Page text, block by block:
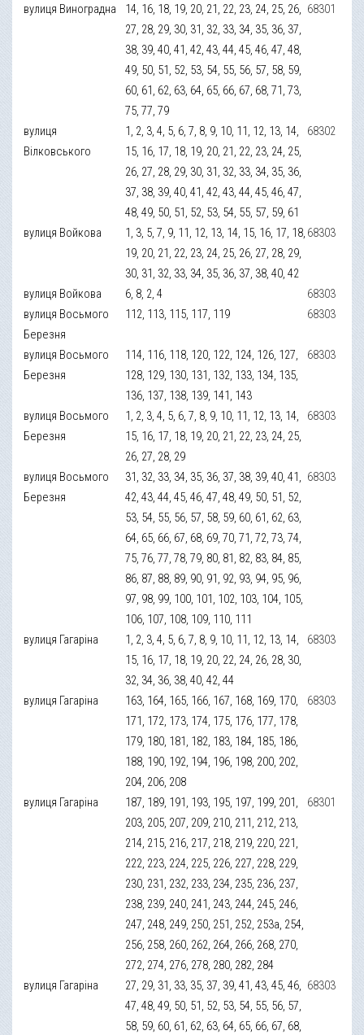
вулиця Виноградна
14, 16, 18, 19, 20, 21, 22, 23, 24, 25, 26,
27, 28, 29, 30, 31, 32, 33, 34, 35, 36, 37,
38, 39, 40, 41, 42, 43, 44, 45, 46, 47, 48,
49, 50, 51, 52, 53, 54, 55, 56, 57, 58, 59,
60, 61, 62, 63, 64, 65, 66, 67, 68, 71, 73,
75, 77, 79
68301
вулиця
Вілковського
1, 2, 3, 4, 5, 6, 7, 8, 9, 10, 11, 12, 13, 14,
15, 16, 17, 18, 19, 20, 21, 22, 23, 24, 25,
26, 27, 28, 29, 30, 31, 32, 33, 34, 35, 36,
37, 38, 39, 40, 41, 42, 43, 44, 45, 46, 47,
48, 49, 50, 51, 52, 53, 54, 55, 57, 59, 61
68302
вулиця Войкова
1, 3, 5, 7, 9, 11, 12, 13, 14, 15, 16, 17, 18,
19, 20, 21, 22, 23, 24, 25, 26, 27, 28, 29,
30, 31, 32, 33, 34, 35, 36, 37, 38, 40, 42
68303
вулиця Войкова 6, 8, 2, 4
68303
вулиця Восьмого
Березня
112, 113, 115, 117, 119 68303
вулиця Восьмого
Березня
114, 116, 118, 120, 122, 124, 126, 127,
128, 129, 130, 131, 132, 133, 134, 135,
136, 137, 138, 139, 141, 143
68303
вулиця Восьмого
Березня
1, 2, 3, 4, 5, 6, 7, 8, 9, 10, 11, 12, 13, 14,
15, 16, 17, 18, 19, 20, 21, 22, 23, 24, 25,
26, 27, 28, 29
68303
вулиця Восьмого
Березня
31, 32, 33, 34, 35, 36, 37, 38, 39, 40, 41,
42, 43, 44, 45, 46, 47, 48, 49, 50, 51, 52,
53, 54, 55, 56, 57, 58, 59, 60, 61, 62, 63,
64, 65, 66, 67, 68, 69, 70, 71, 72, 73, 74,
75, 76, 77, 78, 79, 80, 81, 82, 83, 84, 85,
86, 87, 88, 89, 90, 91, 92, 93, 94, 95, 96,
97, 98, 99, 100, 101, 102, 103, 104, 105,
106, 107, 108, 109, 110, 111
68303
вулиця Гагаріна
1, 2, 3, 4, 5, 6, 7, 8, 9, 10, 11, 12, 13, 14,
15, 16, 17, 18, 19, 20, 22, 24, 26, 28, 30,
32, 34, 36, 38, 40, 42, 44
68303
вулиця Гагаріна
163, 164, 165, 166, 167, 168, 169, 170,
171, 172, 173, 174, 175, 176, 177, 178,
179, 180, 181, 182, 183, 184, 185, 186,
188, 190, 192, 194, 196, 198, 200, 202,
204, 206, 208
68303
вулиця Гагаріна
187, 189, 191, 193, 195, 197, 199, 201,
203, 205, 207, 209, 210, 211, 212, 213,
214, 215, 216, 217, 218, 219, 220, 221,
222, 223, 224, 225, 226, 227, 228, 229,
230, 231, 232, 233, 234, 235, 236, 237,
238, 239, 240, 241, 243, 244, 245, 246,
247, 248, 249, 250, 251, 252, 253a, 254,
256, 258, 260, 262, 264, 266, 268, 270,
272, 274, 276, 278, 280, 282, 284
68301
вулиця Гагаріна
27, 29, 31, 33, 35, 37, 39, 41, 43, 45, 46,
47, 48, 49, 50, 51, 52, 53, 54, 55, 56, 57,
58, 59, 60, 61, 62, 63, 64, 65, 66, 67, 68,
68303